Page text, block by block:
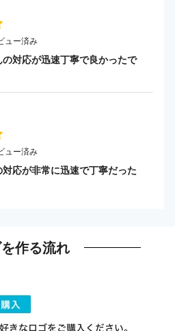
ュー済み
対応が迅速丁寧で良かったで
ュー済み
応が非常に迅速で丁寧だった
作る流れ